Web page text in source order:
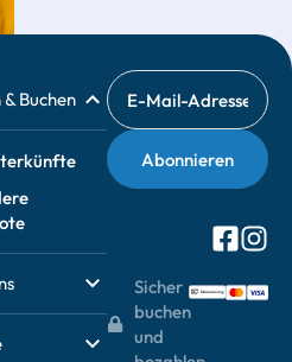
& Buchen
Sicher
buchen
und